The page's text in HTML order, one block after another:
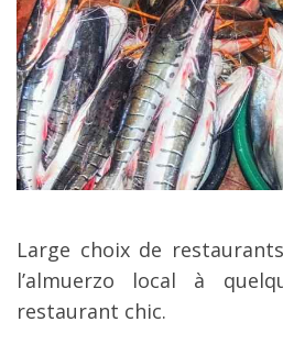
Large choix de
l’almuerzo local à
restaurant chic.